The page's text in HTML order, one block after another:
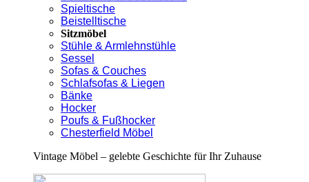
Spieltische
Beistelltische
Sitzmöbel
Stühle & Armlehnstühle
Sessel
Sofas & Couches
Schlafsofas & Liegen
Bänke
Hocker
Poufs & Fußhocker
Chesterfield Möbel
Vintage Möbel – gelebte Geschichte für Ihr Zuhause